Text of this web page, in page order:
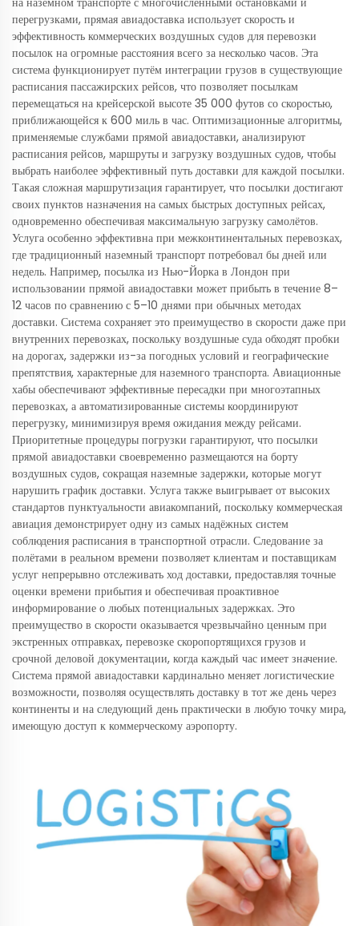
перегрузками, прямая авиадоставка использует скорость и
эффективность коммерческих воздушных судов для перевозки
посылок на огромные расстояния всего за несколько часов. Эта
система функционирует путём интеграции грузов в существующие
расписания пассажирских рейсов, что позволяет посылкам
перемещаться на крейсерской высоте 35 000 футов со скоростью,
приближающейся к 600 миль в час. Оптимизационные алгоритмы,
применяемые службами прямой авиадоставки, анализируют
расписания рейсов, маршруты и загрузку воздушных судов, чтобы
выбрать наиболее эффективный путь доставки для каждой посылки.
Такая сложная маршрутизация гарантирует, что посылки достигают
своих пунктов назначения на самых быстрых доступных рейсах,
одновременно обеспечивая максимальную загрузку самолётов.
Услуга особенно эффективна при межконтинентальных перевозках,
где традиционный наземный транспорт потребовал бы дней или
недель. Например, посылка из Нью-Йорка в Лондон при
использовании прямой авиадоставки может прибыть в течение 8–
12 часов по сравнению с 5–10 днями при обычных методах
доставки. Система сохраняет это преимущество в скорости даже при
внутренних перевозках, поскольку воздушные суда обходят пробки
на дорогах, задержки из-за погодных условий и географические
препятствия, характерные для наземного транспорта. Авиационные
хабы обеспечивают эффективные пересадки при многоэтапных
перевозках, а автоматизированные системы координируют
перегрузку, минимизируя время ожидания между рейсами.
Приоритетные процедуры погрузки гарантируют, что посылки
прямой авиадоставки своевременно размещаются на борту
воздушных судов, сокращая наземные задержки, которые могут
нарушить график доставки. Услуга также выигрывает от высоких
стандартов пунктуальности авиакомпаний, поскольку коммерческая
авиация демонстрирует одну из самых надёжных систем
соблюдения расписания в транспортной отрасли. Следование за
полётами в реальном времени позволяет клиентам и поставщикам
услуг непрерывно отслеживать ход доставки, предоставляя точные
оценки времени прибытия и обеспечивая проактивное
информирование о любых потенциальных задержках. Это
преимущество в скорости оказывается чрезвычайно ценным при
экстренных отправках, перевозке скоропортящихся грузов и
срочной деловой документации, когда каждый час имеет значение.
Система прямой авиадоставки кардинально меняет логистические
возможности, позволяя осуществлять доставку в тот же день через
континенты и на следующий день практически в любую точку мира,
имеющую доступ к коммерческому аэропорту.